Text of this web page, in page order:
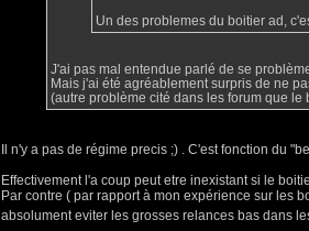
Un des problemes du boitier ad,
J'ai pas mal entendue parlé de se
Mais j'ai été agréablement surpris de ne
(autre problème cité dans les forum que
Il n'y a pas de régime precis ;) . C'est fonction du
Effectivement l'a coup peut etre inexistant si le
Par contre ( par rapport à mon expérience sur les
absolument eviter les grosses relances bas dans